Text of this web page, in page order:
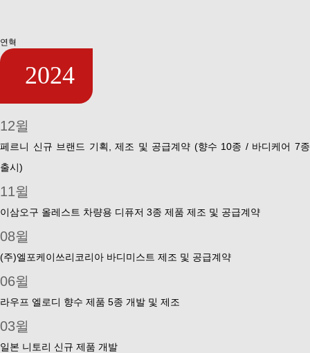
연혁
2024
12윌
페르니 신규 브랜드 기획, 제조 및 공급계약 (향수 10종 / 바디케어 7종
출시)
11윌
이삼오구 올레스트 차량용 디퓨저 3종 제품 제조 및 공급계약
08윌
(주)엘포케이쓰리코리아 바디미스트 제조 및 공급계약
06윌
라우프 엘로디 향수 제품 5종 개발 및 제조
03윌
일본 니토리 신규 제품 개발